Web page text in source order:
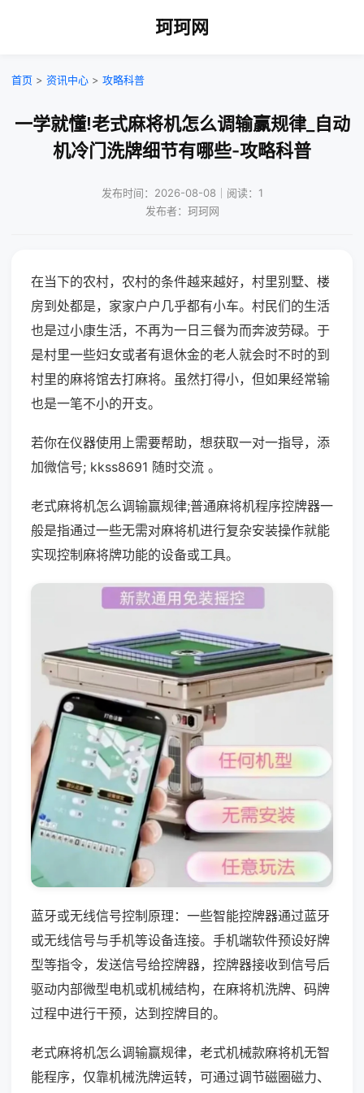
珂珂网
首页 > 资讯中心 > 攻略科普
一学就懂!老式麻将机怎么调输赢规律_自动
机冷门洗牌细节有哪些-攻略科普
发布时间：2026-08-08｜阅读：1
发布者：珂珂网
在当下的农村，农村的条件越来越好，村里别墅、楼
房到处都是，家家户户几乎都有小车。村民们的生活
也是过小康生活，不再为一日三餐为而奔波劳碌。于
是村里一些妇女或者有退休金的老人就会时不时的到
村里的麻将馆去打麻将。虽然打得小，但如果经常输
也是一笔不小的开支。
若你在仪器使用上需要帮助，想获取一对一指导，添
加微信号; kkss8691 随时交流 。
老式麻将机怎么调输赢规律;普通麻将机程序控牌器一
般是指通过一些无需对麻将机进行复杂安装操作就能
实现控制麻将牌功能的设备或工具。
蓝牙或无线信号控制原理：一些智能控牌器通过蓝牙
或无线信号与手机等设备连接。手机端软件预设好牌
型等指令，发送信号给控牌器，控牌器接收到信号后
驱动内部微型电机或机械结构，在麻将机洗牌、码牌
过程中进行干预，达到控牌目的。
老式麻将机怎么调输赢规律，老式机械款麻将机无智
能程序，仅靠机械洗牌运转，可通过调节磁圈磁力、